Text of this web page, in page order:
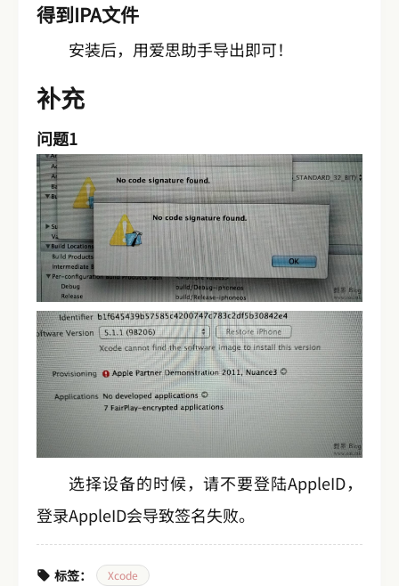
得到IPA文件
安装后，用爱思助手导出即可！
补充
问题1
选择设备的时候，请不要登陆AppleID，
登录AppleID会导致签名失败。
标签： Xcode